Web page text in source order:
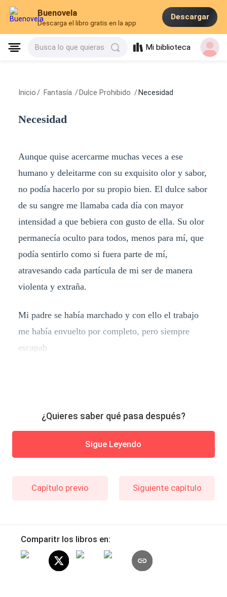
Buenovela
Descarga el libro gratis en la app
Descargar
Busca lo que quieras Mi biblioteca
Inicio / Fantasía / Dulce Prohibido / Necesidad
Necesidad
Aunque quise acercarme muchas veces a ese
humano y deleitarme con su exquisito olor y sabor,
no podía hacerlo por su propio bien. El dulce sabor
de su sangre me llamaba cada día con mayor
intensidad a que bebiera con gusto de ella. Su olor
permanecía oculto para todos, menos para mí, que
podía sentirlo como si fuera parte de mí,
atravesando cada partícula de mi ser de manera
violenta y extraña.
Mi padre se había marchado y con ello el trabajo
me había envuelto por completo, pero siempre
escapab
¿Quieres saber qué pasa después?
Sigue Leyendo
Capítulo previo Siguiente capítulo
Comparitr los libros en: